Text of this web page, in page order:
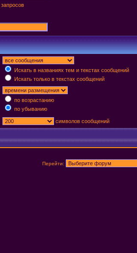
Искать в названиях тем и текстах сообщений
Искать только в текстах сообщений
по возрастанию
по убыванию
символов сообщений
Перейти: